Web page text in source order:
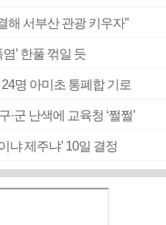
해 서부산 관광 키우자”
’ 한풀 꺾일 듯
명 아미초 통폐합 기로
군 난색에 교육청 ‘쩔쩔’
냐 제주냐’ 10일 결정